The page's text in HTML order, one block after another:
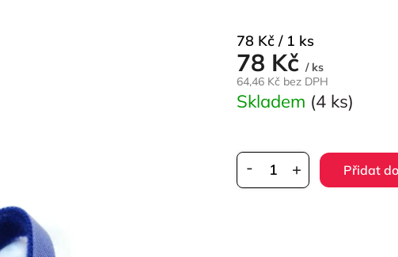
78 Kč / ks
64,46 Kč bez DPH
Měrná
cena:
78 Kč / 1 ks
Skladem (4 ks)
Přidat